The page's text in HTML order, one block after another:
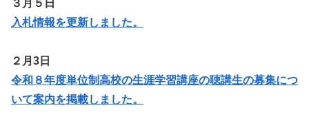
３月５日
入札情報を更新しま した。
２月3日
令和８年度単位制高校の生涯学習講座の聴講生の募集につ
いて案内を掲載しました。